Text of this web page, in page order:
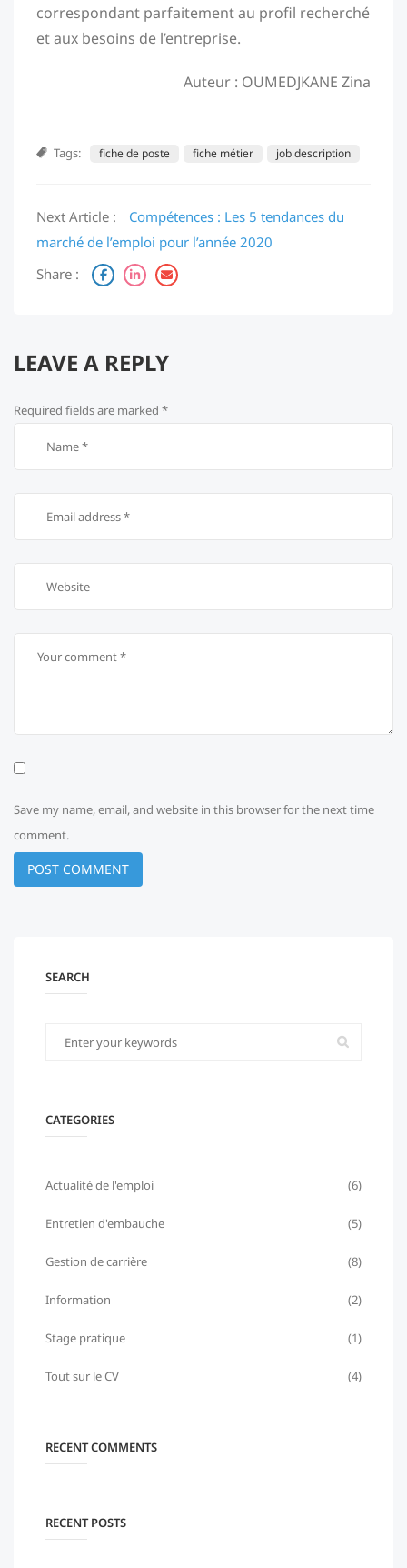
correspondant parfaitement au profil recherché
et aux besoins de l’entreprise.
Auteur : OUMEDJKANE Zina
Tags: fiche de poste fiche métier job description
Next Article :
Compétences : Les 5 tendances du
marché de l’emploi pour l’année 2020
Share :
LEAVE A REPLY
Required fields are marked *
Save my name, email, and website in this browser for the next time
comment.
SEARCH
CATEGORIES
Actualité de l'emploi (6)
Entretien d'embauche (5)
Gestion de carrière (8)
Information (2)
Stage pratique (1)
Tout sur le CV (4)
RECENT COMMENTS
RECENT POSTS